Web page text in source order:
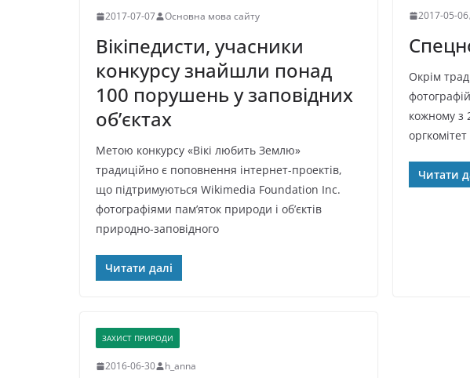
2017-07-07 Основна мова сайту
Вікіпедисти, учасники
конкурсу знайшли понад
100 порушень у заповідних
об’єктах
Метою конкурсу «Вікі любить Землю»
традиційно є поповнення інтернет-проектів,
що підтримуються Wikimedia Foundation Inc.
фотографіями пам’яток природи і об’єктів
природно-заповідного
Читати далі
2017-05-06
Окрім
кожному з
оргкомітет
Читати
ЗАХИСТ ПРИРОДИ
2016-06-30 h_anna